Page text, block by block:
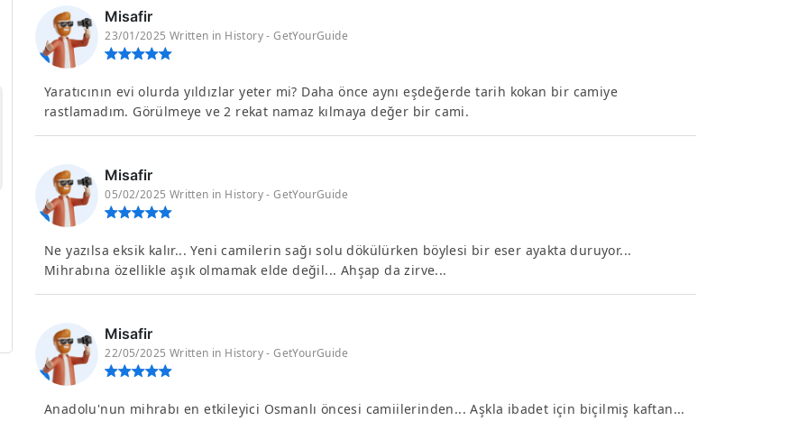
Misafir
23/01/2025 Written in History - GetYourGuide
Yaratıcının evi olurda yıldızlar yeter mi? Daha önce aynı eşdeğerde tarih kokan bir camiye
rastlamadım. Görülmeye ve 2 rekat namaz kılmaya değer bir cami.
Misafir
05/02/2025 Written in History - GetYourGuide
Ne yazılsa eksik kalır... Yeni camilerin sağı solu dökülürken böylesi bir eser ayakta duruyor...
Mihrabına özellikle aşık olmamak elde değil... Ahşap da zirve...
Misafir
22/05/2025 Written in History - GetYourGuide
Anadolu'nun mihrabı en etkileyici Osmanlı öncesi camiilerinden... Aşkla ibadet için biçilmiş kaftan...